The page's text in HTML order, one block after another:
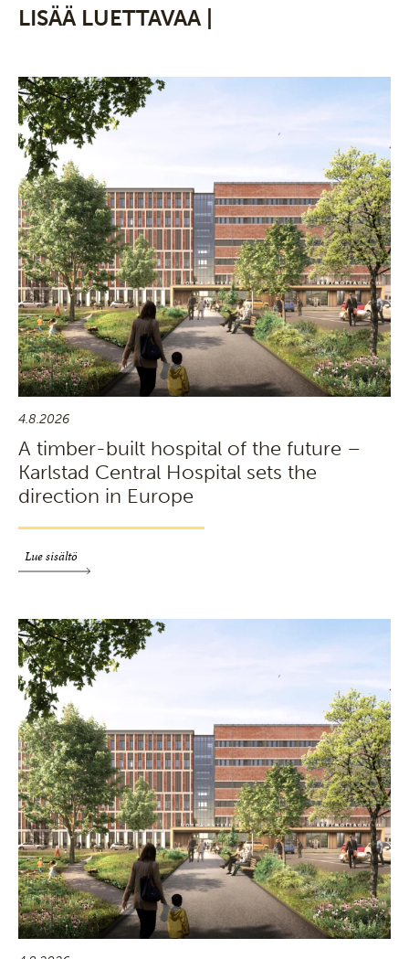
LISÄÄ LUETTAVAA |
4.8.2026
A timber-built hospital of the future –
Karlstad Central Hospital sets the
direction in Europe
Lue sisältö